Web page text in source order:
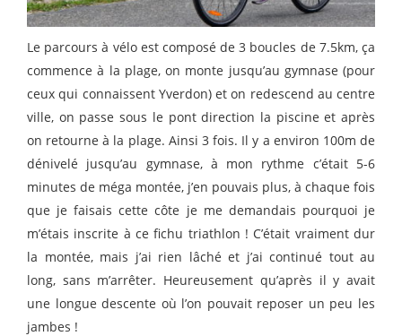
Le parcours à vélo est composé de 3 boucles de 7.5km, ça
commence à la plage, on monte jusqu’au gymnase (pour
ceux qui connaissent Yverdon) et on redescend au centre
ville, on passe sous le pont direction la piscine et après
on retourne à la plage. Ainsi 3 fois. Il y a environ 100m de
dénivelé jusqu’au gymnase, à mon rythme c’était 5-6
minutes de méga montée, j’en pouvais plus, à chaque fois
que je faisais cette côte je me demandais pourquoi je
m’étais inscrite à ce fichu triathlon ! C’était vraiment dur
la montée, mais j’ai rien lâché et j’ai continué tout au
long, sans m’arrêter. Heureusement qu’après il y avait
une longue descente où l’on pouvait reposer un peu les
jambes !